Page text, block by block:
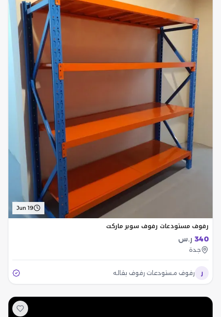
Jun 19
رفوف مستودعات رفوف سوبر ماركت
340 ر.س
جدة
ر رفوف مستودعات رفوف بقاله